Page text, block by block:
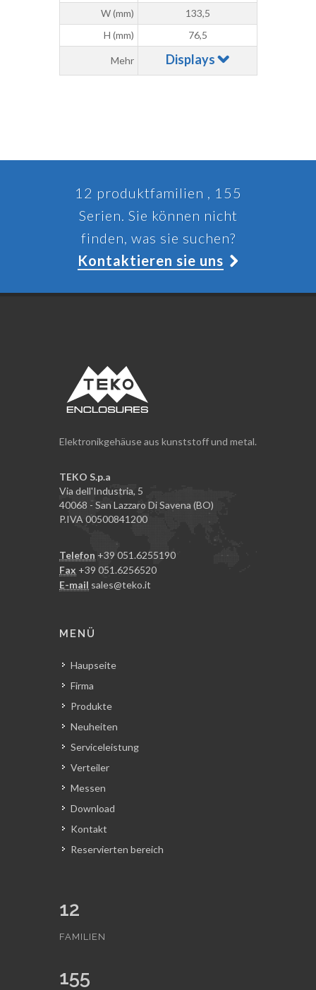
W (mm)
133,5
H (mm)
76,5
Mehr Displays
12 produktfamilien , 155
Serien. Sie können nicht
finden, was sie suchen?
Kontaktieren sie uns
Elektronikgehäuse aus kunststoff und metal.
TEKO S.p.a
Via dell'Industria, 5
40068 - San Lazzaro Di Savena (BO)
P.IVA 00500841200
Telefon +39 051.6255190
Fax +39 051.6256520
E-mail sales@teko.it
MENÜ
Haupseite
Firma
Produkte
Neuheiten
Serviceleistung
Verteiler
Messen
Download
Kontakt
Reservierten bereich
12
FAMILIEN
155